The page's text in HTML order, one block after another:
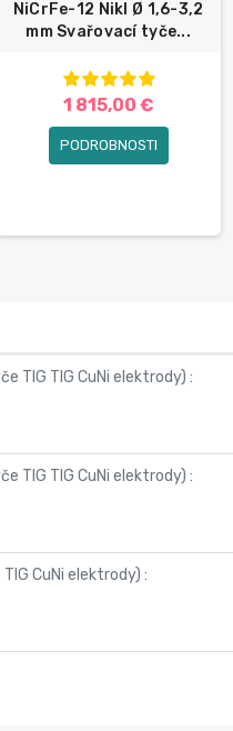
NiCrFe-12 Nikl Ø 1,6-3,2
mm Svařovací tyče...
1 815,00 €
PODROBNOSTI
TIG TIG CuNi elektrody) :
TIG TIG CuNi elektrody) :
CuNi elektrody) :